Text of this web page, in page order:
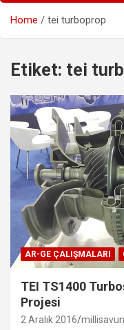
Home tei turboprop
Etiket: tei
AR-GE ÇALIŞMALARI
TEI TS1400
Projesi
2 Aralık 2016